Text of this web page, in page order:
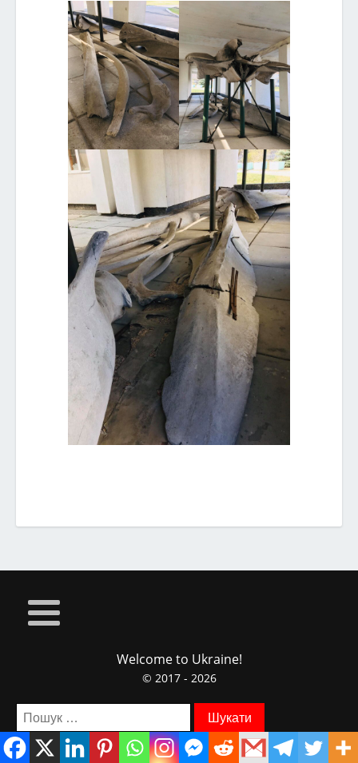
Welcome to Ukraine!
© 2017 - 2026
Пошук: